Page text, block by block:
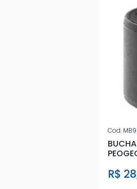
Cod.
R$